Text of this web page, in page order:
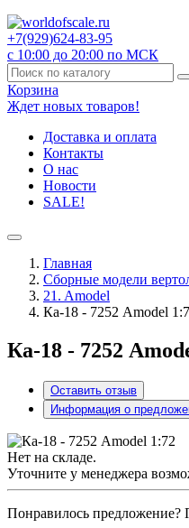
+7(929)624-83-95
с 10:00 до 20:00 по МСК
Корзина
Ждет новых товаров!
Доставка и оплата
Контакты
О нас
Новости
SALE!
Главная
Сборные модели
21. Amodel
Ка-18 - 7252 Amodel
Ка-18 - 7252
Оставить отзыв
Информация о
Нет на складе.
Уточните у менеджера
Понравилось предложение?